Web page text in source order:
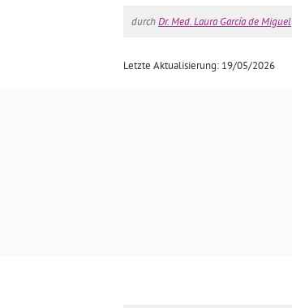
durchDr. Med. Laura García de Miguel
Letzte Aktualisierung: 19/05/2026